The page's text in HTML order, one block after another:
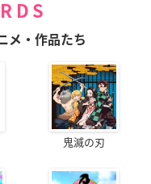
メ・作品たち
鬼滅の刃